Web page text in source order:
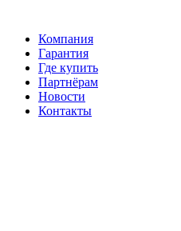
Компания
Гарантия
Где купить
Партнёрам
Новости
Контакты